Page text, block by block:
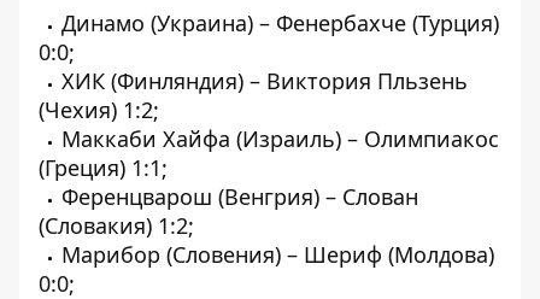
Динамо (Украина) – Фенербахче (Турция)
0:0;
ХИК (Финляндия) – Виктория Пльзень
(Чехия) 1:2;
Маккаби Хайфа (Израиль) – Олимпиакос
(Греция) 1:1;
Ференцварош (Венгрия) – Слован
(Словакия) 1:2;
Марибор (Словения) – Шериф (Молдова)
0:0;